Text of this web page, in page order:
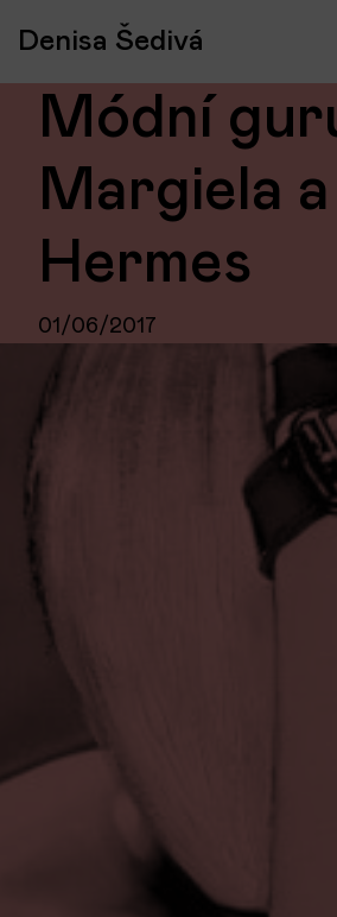
Denisa Šedivá
Módní
Margiela
Hermes
01/06/2017